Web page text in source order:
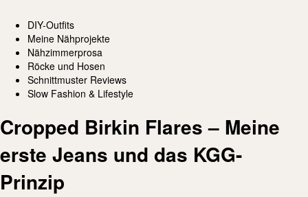
DIY-Outfits
Meine Nähprojekte
Nähzimmerprosa
Röcke und Hosen
Schnittmuster Reviews
Slow Fashion & Lifestyle
Cropped Birkin Flares – Meine
erste Jeans und das KGG-
Prinzip